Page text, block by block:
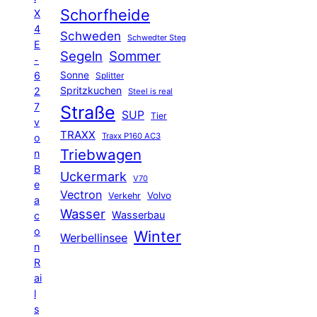
X
4
E
-
6
2
7
v
o
n
B
e
a
c
o
n
R
ai
l
s
Schorfheide
Schweden Schwedter Steg
Segeln Sommer
Sonne Splitter
Spritzkuchen Steel is real
Straße SUP Tier
TRAXX Traxx P160 AC3
Triebwagen
Uckermark V70
Vectron Verkehr Volvo
Wasser Wasserbau
Werbellinsee Winter